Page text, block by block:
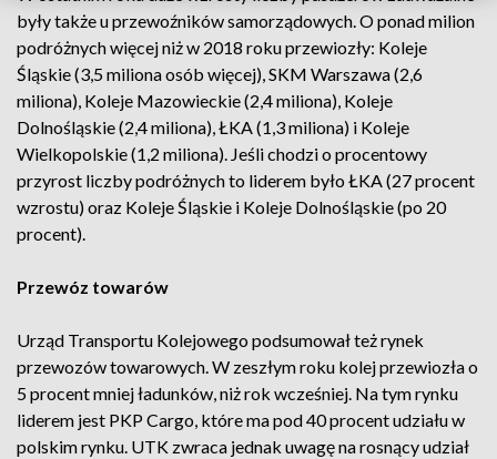
były także u przewoźników samorządowych. O ponad milion
podróżnych więcej niż w 2018 roku przewiozły: Koleje
Śląskie (3,5 miliona osób więcej), SKM Warszawa (2,6
miliona), Koleje Mazowieckie (2,4 miliona), Koleje
Dolnośląskie (2,4 miliona), ŁKA (1,3 miliona) i Koleje
Wielkopolskie (1,2 miliona). Jeśli chodzi o procentowy
przyrost liczby podróżnych to liderem było ŁKA (27 procent
wzrostu) oraz Koleje Śląskie i Koleje Dolnośląskie (po 20
procent).
Przewóz towarów
Urząd Transportu Kolejowego podsumował też rynek
przewozów towarowych. W zeszłym roku kolej przewiozła o
5 procent mniej ładunków, niż rok wcześniej. Na tym rynku
liderem jest PKP Cargo, które ma pod 40 procent udziału w
polskim rynku. UTK zwraca jednak uwagę na rosnący udział